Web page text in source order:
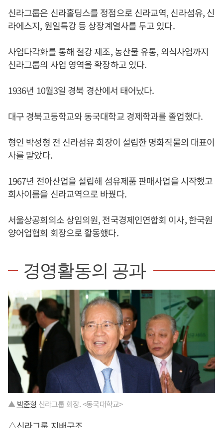
신라그룹은 신라홀딩스를 정점으로 신라교역, 신라섬유, 신
라에스지, 원일특강 등 상장계열사를 두고 있다.
사업다각화를 통해 철강 제조, 농산물 유통, 외식사업까지
신라그룹의 사업 영역을 확장하고 있다.
1936년 10월3일 경북 경산에서 태어났다.
대구 경북고등학교와 동국대학교 경제학과를 졸업했다.
형인 박성형 전 신라섬유 회장이 설립한 명화직물의 대표이
사를 맡았다.
1967년 전아산업을 설립해 섬유제품 판매사업을 시작했고
회사이름을 신라교역으로 바꿨다.
서울상공회의소 상임의원, 전국경제인연합회 이사, 한국원
양어업협회 회장으로 활동했다.
경영활동의 공과
▲ 박준형 신라그룹 회장. <동국대학교>